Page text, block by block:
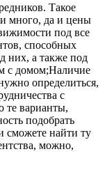
Такое
и много, да и цены
под все
способных
них, а также под
с домом;Наличие
определиться,
с
те варианты,
подобрать
сможете найти ту
можно,